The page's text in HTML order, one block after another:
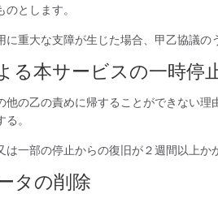
とします。
重大な支障が生じた場合、甲乙協議の
本サービスの一時停
他の乙の責めに帰することができない
。
一部の停止からの復旧が２週間以上か
タの削除